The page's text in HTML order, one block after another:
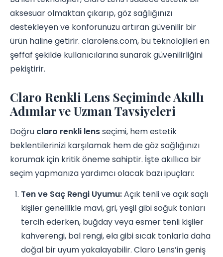
aksesuar olmaktan çıkarıp, göz sağlığınızı
destekleyen ve konforunuzu artıran güvenilir bir
ürün haline getirir. clarolens.com, bu teknolojileri en
şeffaf şekilde kullanıcılarına sunarak güvenilirliğini
pekiştirir.
Claro Renkli Lens Seçiminde Akıllı
Adımlar ve Uzman Tavsiyeleri
Doğru claro renkli lensseçimi, hem estetik
beklentilerinizi karşılamak hem de göz sağlığınızı
korumak için kritik öneme sahiptir. İşte akıllıca bir
seçim yapmanıza yardımcı olacak bazı ipuçları:
Ten ve Saç Rengi Uyumu:Açık tenli ve açık saçlı
kişiler genellikle mavi, gri, yeşil gibi soğuk tonları
tercih ederken, buğday veya esmer tenli kişiler
kahverengi, bal rengi, ela gibi sıcak tonlarla daha
doğal bir uyum yakalayabilir. Claro Lens’in geniş